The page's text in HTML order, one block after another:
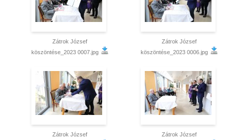
Zátrok József
köszöntése_2023 0007.jpg
Zátrok József
köszöntése_2023 0006.jpg
Zátrok József
Zátrok József